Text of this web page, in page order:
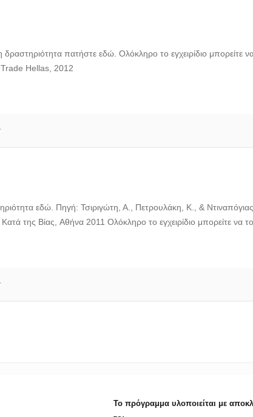
δραστηριότητα πατήστε εδώ. Ολόκληρο το εγχειρίδιο
Hellas, 2012
εδώ. Πηγή: Τσιριγώτη, Α., Πετρουλάκη, Κ., &
της Βίας, Αθήνα 2011 Ολόκληρο το εγχειρίδιο μπορείτε να
Το πρόγραμμα υλοποιείται με